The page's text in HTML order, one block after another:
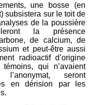
une bosse (en
subsistera sur le toit de
de la poussière
la présence
de calcium, de
et peut-être aussi
radioactif d’origine
qui n’avaient
seront
en dérision par les